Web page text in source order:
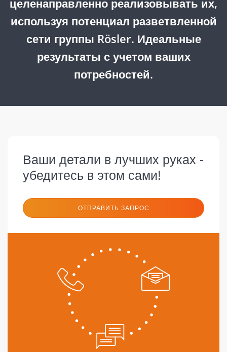
целенаправленно реализовывать их,
используя потенциал разветвленной
сети группы Rösler. Идеальные
результаты с учетом ваших
потребностей.
Ваши детали в лучших руках -
убедитесь в этом сами!
ОТПРАВИТЬ ЗАПРОС